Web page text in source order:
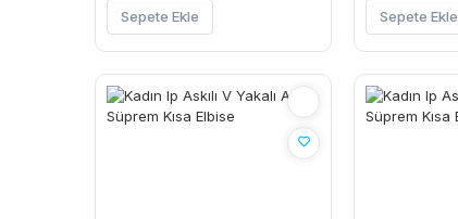
Sepete Ekle Sepete Ekle